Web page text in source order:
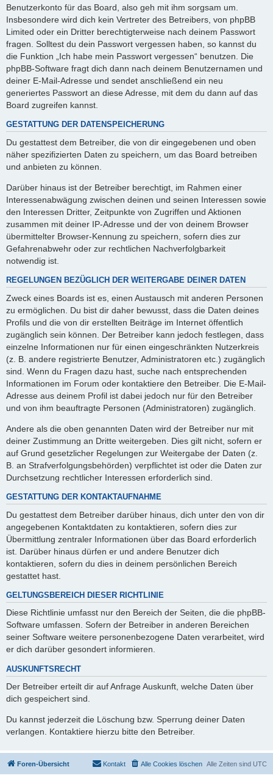
Benutzerkonto für das Board, also geh mit ihm sorgsam um.
Insbesondere wird dich kein Vertreter des Betreibers, von phpBB
Limited oder ein Dritter berechtigterweise nach deinem Passwort
fragen. Solltest du dein Passwort vergessen haben, so kannst du
die Funktion „Ich habe mein Passwort vergessen“ benutzen. Die
phpBB-Software fragt dich dann nach deinem Benutzernamen und
deiner E-Mail-Adresse und sendet anschließend ein neu
generiertes Passwort an diese Adresse, mit dem du dann auf das
Board zugreifen kannst.
GESTATTUNG DER DATENSPEICHERUNG
Du gestattest dem Betreiber, die von dir eingegebenen und oben
näher spezifizierten Daten zu speichern, um das Board betreiben
und anbieten zu können.
Darüber hinaus ist der Betreiber berechtigt, im Rahmen einer
Interessenabwägung zwischen deinen und seinen Interessen sowie
den Interessen Dritter, Zeitpunkte von Zugriffen und Aktionen
zusammen mit deiner IP-Adresse und der von deinem Browser
übermittelter Browser-Kennung zu speichern, sofern dies zur
Gefahrenabwehr oder zur rechtlichen Nachverfolgbarkeit
notwendig ist.
REGELUNGEN BEZÜGLICH DER WEITERGABE DEINER DATEN
Zweck eines Boards ist es, einen Austausch mit anderen Personen
zu ermöglichen. Du bist dir daher bewusst, dass die Daten deines
Profils und die von dir erstellten Beiträge im Internet öffentlich
zugänglich sein können. Der Betreiber kann jedoch festlegen, dass
einzelne Informationen nur für einen eingeschränkten Nutzerkreis
(z. B. andere registrierte Benutzer, Administratoren etc.) zugänglich
sind. Wenn du Fragen dazu hast, suche nach entsprechenden
Informationen im Forum oder kontaktiere den Betreiber. Die E-Mail-
Adresse aus deinem Profil ist dabei jedoch nur für den Betreiber
und von ihm beauftragte Personen (Administratoren) zugänglich.
Andere als die oben genannten Daten wird der Betreiber nur mit
deiner Zustimmung an Dritte weitergeben. Dies gilt nicht, sofern er
auf Grund gesetzlicher Regelungen zur Weitergabe der Daten (z.
B. an Strafverfolgungsbehörden) verpflichtet ist oder die Daten zur
Durchsetzung rechtlicher Interessen erforderlich sind.
GESTATTUNG DER KONTAKTAUFNAHME
Du gestattest dem Betreiber darüber hinaus, dich unter den von dir
angegebenen Kontaktdaten zu kontaktieren, sofern dies zur
Übermittlung zentraler Informationen über das Board erforderlich
ist. Darüber hinaus dürfen er und andere Benutzer dich
kontaktieren, sofern du dies in deinem persönlichen Bereich
gestattet hast.
GELTUNGSBEREICH DIESER RICHTLINIE
Diese Richtlinie umfasst nur den Bereich der Seiten, die die phpBB-
Software umfassen. Sofern der Betreiber in anderen Bereichen
seiner Software weitere personenbezogene Daten verarbeitet, wird
er dich darüber gesondert informieren.
AUSKUNFTSRECHT
Der Betreiber erteilt dir auf Anfrage Auskunft, welche Daten über
dich gespeichert sind.
Du kannst jederzeit die Löschung bzw. Sperrung deiner Daten
verlangen. Kontaktiere hierzu bitte den Betreiber.
Foren-Übersicht Alle Zeiten sind UTC
Alle Cookies löschen
Kontakt